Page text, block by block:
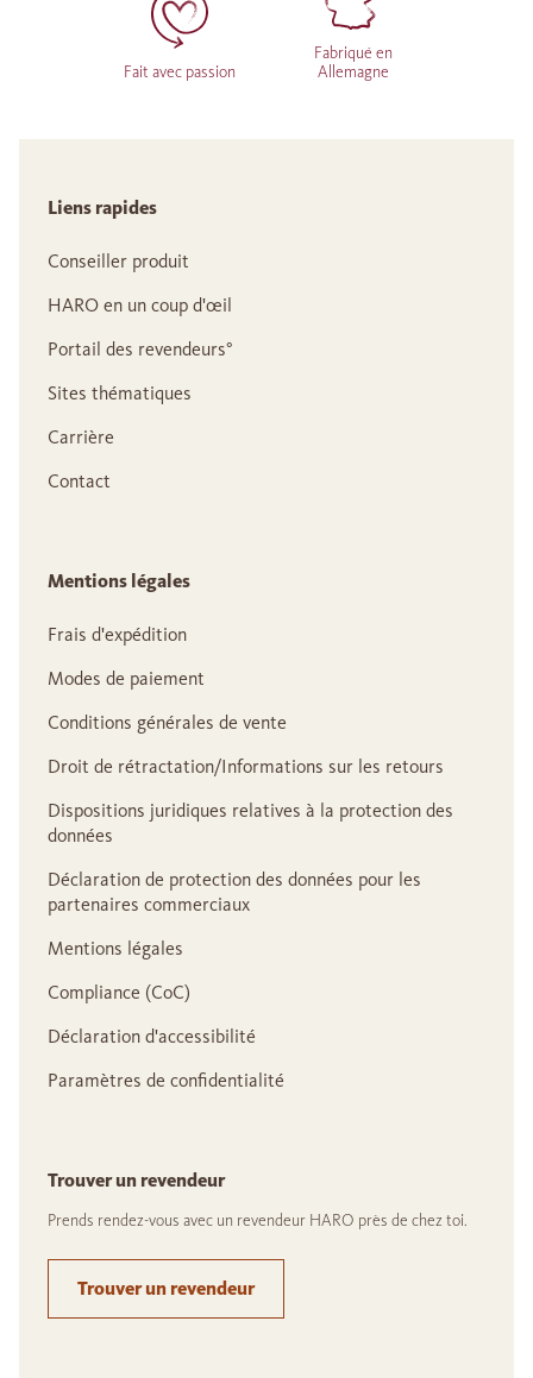
Fait avec passion
Fabriqué en
Allemagne
Liens rapides
Conseiller produit
HARO en un coup d'œil
Portail des revendeurs°
Sites thématiques
Carrière
Contact
Mentions légales
Frais d'expédition
Modes de paiement
Conditions générales de vente
Droit de rétractation/Informations sur les retours
Dispositions juridiques relatives à la protection des
données
Déclaration de protection des données pour les
partenaires commerciaux
Mentions légales
Compliance (CoC)
Déclaration d'accessibilité
Paramètres de confidentialité
Trouver un revendeur
Prends rendez-vous avec un revendeur HARO près de chez toi.
Trouver un revendeur